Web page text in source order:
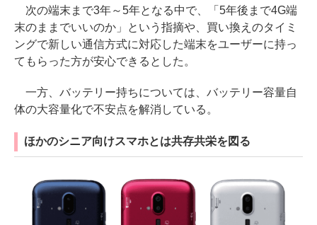
次の端末まで3年～5年となる中で、「5年後まで4G端
末のままでいいのか」という指摘や、買い換えのタイミ
ングで新しい通信方式に対応した端末をユーザーに持っ
てもらった方が安心できるとした。
一方、バッテリー持ちについては、バッテリー容量自
体の大容量化で不安点を解消している。
ほかのシニア向けスマホとは共存共栄を図る